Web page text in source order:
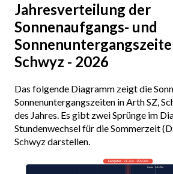
Jahresverteilung der
Sonnenaufgangs- und
Schwyz - 2026
Das folgende Diagramm zeigt die
Sonnenuntergangszeiten in Arth SZ,
des Jahres. Es gibt zwei Sprünge im
Stundenwechsel für die Sommerzeit
Schwyz darstellen.
Längster· 21. Jun · 15h 58m
Heute · 14h 43m